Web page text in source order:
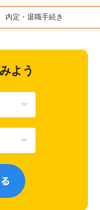
内定・退職手続き
よう